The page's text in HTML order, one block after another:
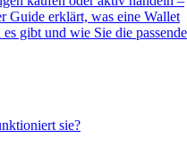
Guide erklärt, was eine Wallet
gibt und wie Sie die passende
sie?